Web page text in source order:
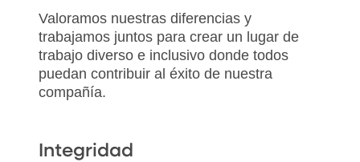
Valoramos nuestras diferencias y
trabajamos juntos para crear un lugar de
trabajo diverso e inclusivo donde todos
puedan contribuir al éxito de nuestra
compañía.
Integridad